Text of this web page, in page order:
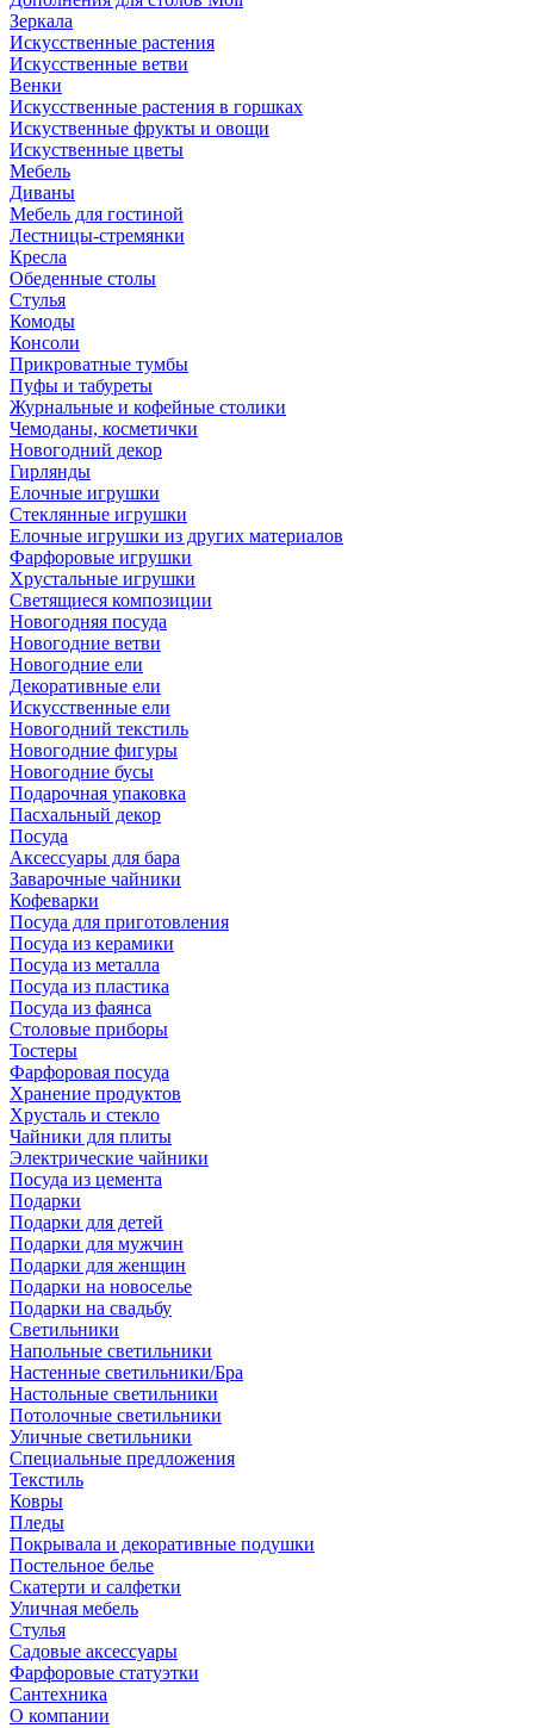
Зеркала
Искусственные растения
Искусственные ветви
Венки
Искусственные растения в горшках
Искуственные фрукты и овощи
Искуственные цветы
Мебель
Диваны
Мебель для гостиной
Лестницы-стремянки
Кресла
Обеденные столы
Стулья
Комоды
Консоли
Прикроватные тумбы
Пуфы и табуреты
Журнальные и кофейные столики
Чемоданы, косметички
Новогодний декор
Гирлянды
Елочные игрушки
Стеклянные игрушки
Елочные игрушки из других материалов
Фарфоровые игрушки
Хрустальные игрушки
Светящиеся композиции
Новогодняя посуда
Новогодние ветви
Новогодние ели
Декоративные ели
Искусственные ели
Новогодний текстиль
Новогодние фигуры
Новогодние бусы
Подарочная упаковка
Пасхальный декор
Посуда
Аксессуары для бара
Заварочные чайники
Кофеварки
Посуда для приготовления
Посуда из керамики
Посуда из металла
Посуда из пластика
Посуда из фаянса
Столовые приборы
Тостеры
Фарфоровая посуда
Хранение продуктов
Хрусталь и стекло
Чайники для плиты
Электрические чайники
Посуда из цемента
Подарки
Подарки для детей
Подарки для мужчин
Подарки для женщин
Подарки на новоселье
Подарки на свадьбу
Светильники
Напольные светильники
Настенные светильники/Бра
Настольные светильники
Потолочные светильники
Уличные светильники
Специальные предложения
Текстиль
Ковры
Пледы
Покрывала и декоративные подушки
Постельное белье
Скатерти и салфетки
Уличная мебель
Стулья
Садовые аксессуары
Фарфоровые статуэтки
Сантехника
О компании